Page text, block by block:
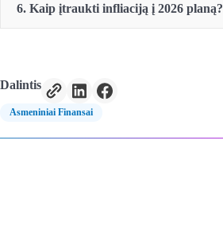
šiandien
6. Kaip įtraukti infliaciją į 2026 planą?
Dalintis
Asmeniniai Finansai